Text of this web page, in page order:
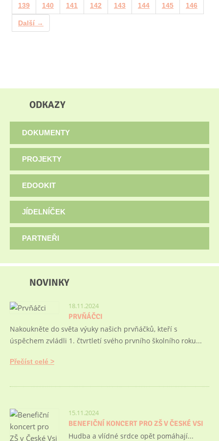
139 140 141 142 143 144 145 146
Další →
ODKAZY
DOKUMENTY
PROJEKTY
EDOOKIT
JÍDELNÍČEK
PARTNEŘI
NOVINKY
18.11.2024
PRVŇÁČCI
Nakoukněte do světa výuky našich prvňáčků, kteří s
úspěchem zvládli 1. čtvrtletí svého prvního školního roku...
Přečíst celé
15.11.2024
BENEFIČNÍ KONCERT PRO ZŠ V ČESKÉ VSI
Hudba a vlídné srdce opět pomáhají...